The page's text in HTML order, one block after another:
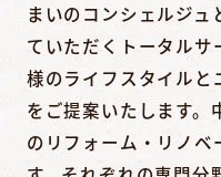
まいのコンシェルジ
ていただくトータルサ
様のライフスタイルと
をご提案いたします。
のリフォーム・リノベ